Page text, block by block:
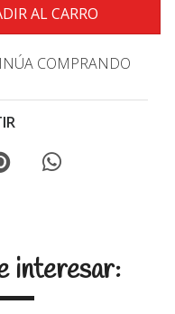
COMPRANDO
interesar: